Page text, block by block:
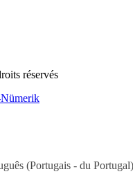
réservés
(Portugais - du Portugal)